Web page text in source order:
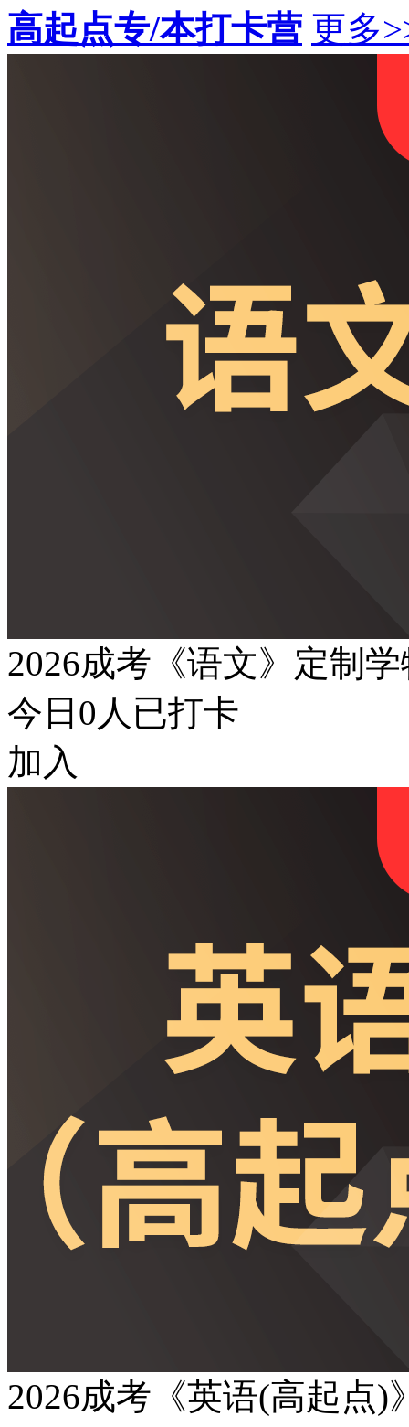
高起点专/本打卡营 更多
2026成考《语文》定制
今日 0 人已打卡
加入
2026成考《英语(高起点)